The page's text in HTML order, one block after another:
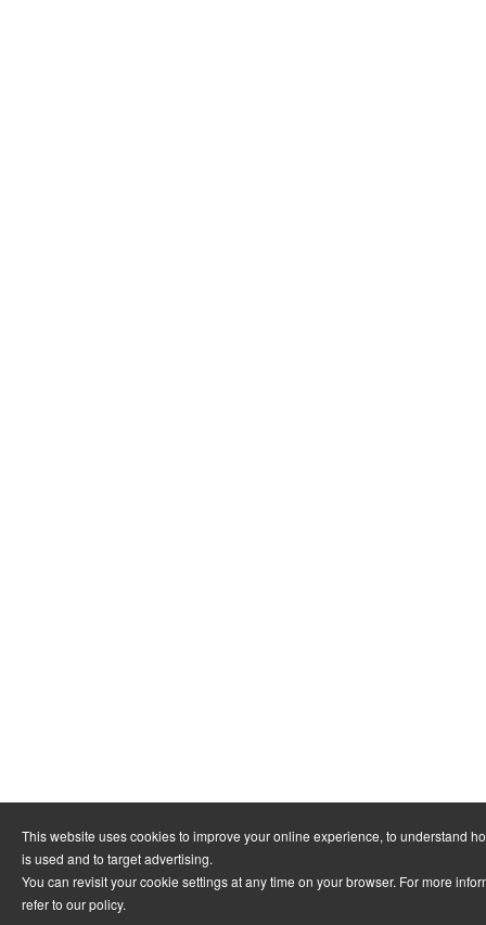
This website uses cookies to improve your online experience, to understand
is used and to target advertising.
You can revisit your cookie settings at any time on your browser. For more
refer to our policy.